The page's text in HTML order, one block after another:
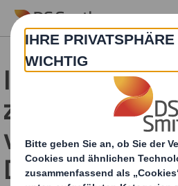
Skip to main content
Informationen
zum
von
DS Smith